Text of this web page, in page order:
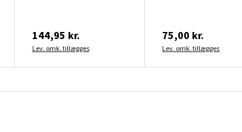
144,95 kr.
Lev. omk. tillægges
75,00 kr.
Lev. omk. tillægges